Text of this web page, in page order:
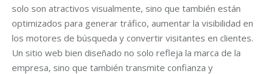
solo son atractivos visualmente, sino que también están
optimizados para generar tráfico, aumentar la visibilidad en
los motores de búsqueda y convertir visitantes en clientes.
Un sitio web bien diseñado no solo refleja la marca de la
empresa, sino que también transmite confianza y